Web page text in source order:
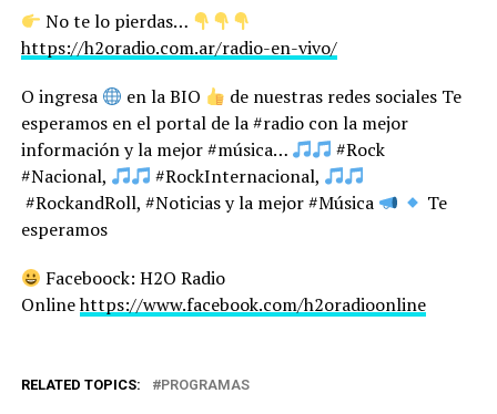
No te lo pierdas…
https://h2oradio.com.ar/radio-en-vivo/
O ingresa
en la BIO
de nuestras redes sociales Te
esperamos en el portal de la #radio con la mejor
información y la mejor #música…
#Rock
#Nacional,
#RockInternacional,
#RockandRoll, #Noticias y la mejor #Música
Te
esperamos
Faceboock: H2O Radio
Onlinehttps://www.facebook.com/h2oradioonline
RELATED TOPICS: PROGRAMAS